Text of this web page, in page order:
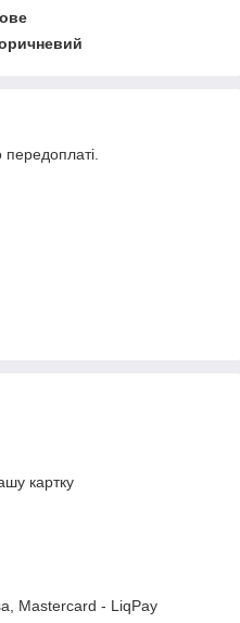
передоплаті.
картку
Mastercard - LiqPay